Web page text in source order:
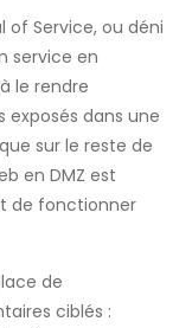
of Service, ou déni
service en
le rendre
exposés dans une
sur le reste de
en DMZ est
de fonctionner
de
ciblés :